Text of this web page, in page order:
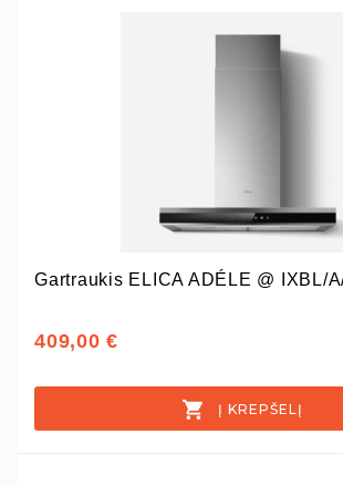
Gartraukis ELICA ADÉLE @ IXBL/
409,00 €
Į KREPŠELĮ